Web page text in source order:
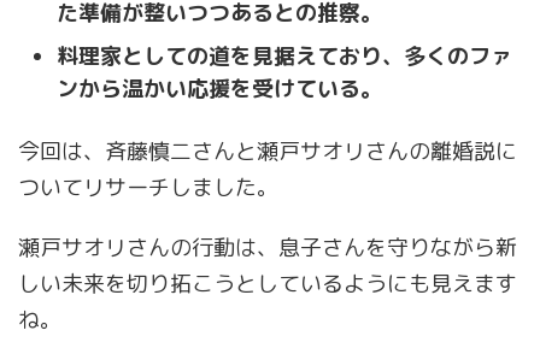
た準備が整いつつあるとの推察。
料理家としての道を見据えており、多くのファ
ンから温かい応援を受けている。
今回は、斉藤慎二さんと瀬戸サオリさんの離婚説に
ついてリサーチしました。
瀬戸サオリさんの行動は、息子さんを守りながら新
しい未来を切り拓こうとしているようにも見えます
ね。